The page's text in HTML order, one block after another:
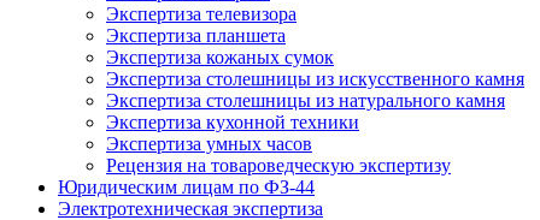
Экспертиза телевизора
Экспертиза планшета
Экспертиза кожаных сумок
Экспертиза столешницы из искусственного камня
Экспертиза столешницы из натурального камня
Экспертиза кухонной техники
Экспертиза умных часов
Рецензия на товароведческую экспертизу
Юридическим лицам по ФЗ-44
Электротехническая экспертиза